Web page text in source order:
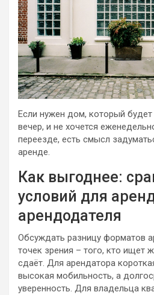
Если нужен дом, который
вечер, и не хочется
переезде, есть смысл
аренде.
Как выгоднее:
условий для
арендодателя
Обсуждать разницу форматов
точек зрения – того, кто ищет
сдаёт. Для арендатора
высокая мобильность, а
уверенность. Для владельца